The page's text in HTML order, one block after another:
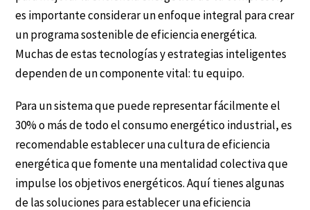
es importante considerar un enfoque integral para crear
un programa sostenible de eficiencia energética.
Muchas de estas tecnologías y estrategias inteligentes
dependen de un componente vital: tu equipo.
Para un sistema que puede representar fácilmente el
30% o más de todo el consumo energético industrial, es
recomendable establecer una cultura de eficiencia
energética que fomente una mentalidad colectiva que
impulse los objetivos energéticos. Aquí tienes algunas
de las soluciones para establecer una eficiencia